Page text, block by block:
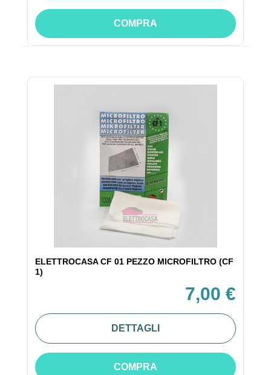
COMPRA
ELETTROCASA CF 01 PEZZO MICROFILTRO (CF
1)
7,00 €
DETTAGLI
COMPRA